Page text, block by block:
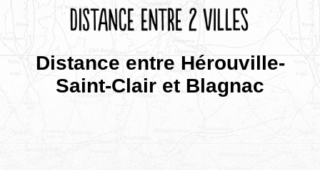
Distance entre Hérouville-
Saint-Clair et Blagnac